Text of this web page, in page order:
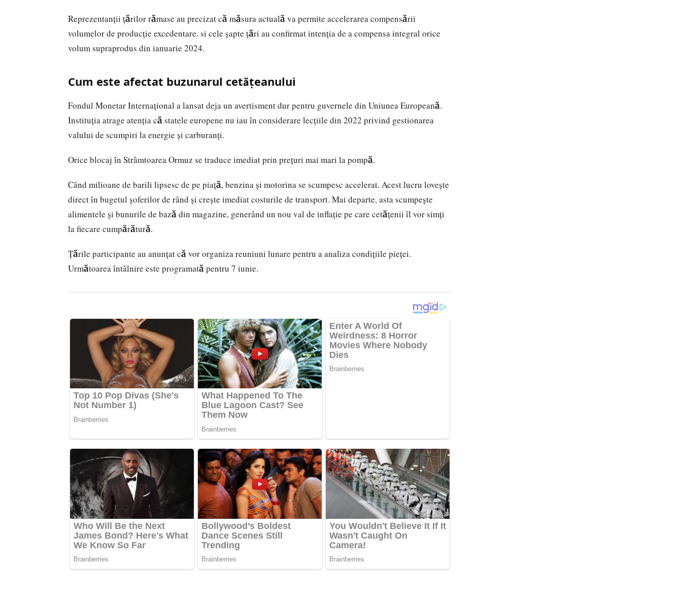
Reprezentanții țărilor rămase au precizat că măsura actuală va permite accelerarea compensării
volumelor de producție excedentare. si cele șapte țări au confirmat intenția de a compensa integral orice
volum supraprodus din ianuarie 2024.
Cum este afectat buzunarul cetățeanului
Fondul Monetar Internațional a lansat deja un avertisment dur pentru guvernele din Uniunea Europeană.
Instituția atrage atenția că statele europene nu iau în considerare lecțiile din 2022 privind gestionarea
valului de scumpiri la energie și carburanți.
Orice blocaj în Strâmtoarea Ormuz se traduce imediat prin prețuri mai mari la pompă.
Când milioane de barili lipsesc de pe piață, benzina și motorina se scumpesc accelerat. Acest lucru lovește
direct în bugetul șoferilor de rând și crește imediat costurile de transport. Mai departe, asta scumpește
alimentele și bunurile de bază din magazine, generând un nou val de inflație pe care cetățenii îl vor simți
la fiecare cumpărătură.
Țările participante au anunțat că vor organiza reuniuni lunare pentru a analiza condițiile pieței.
Următoarea întâlnire este programată pentru 7 iunie.